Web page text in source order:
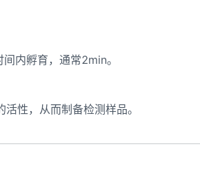
内孵育，通常2min。
性，从而制备检测样品。